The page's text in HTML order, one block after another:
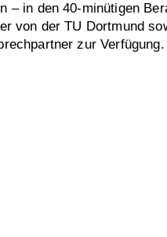
– in den 40-minütigen
von der TU Dortmund
zur Verfügung.